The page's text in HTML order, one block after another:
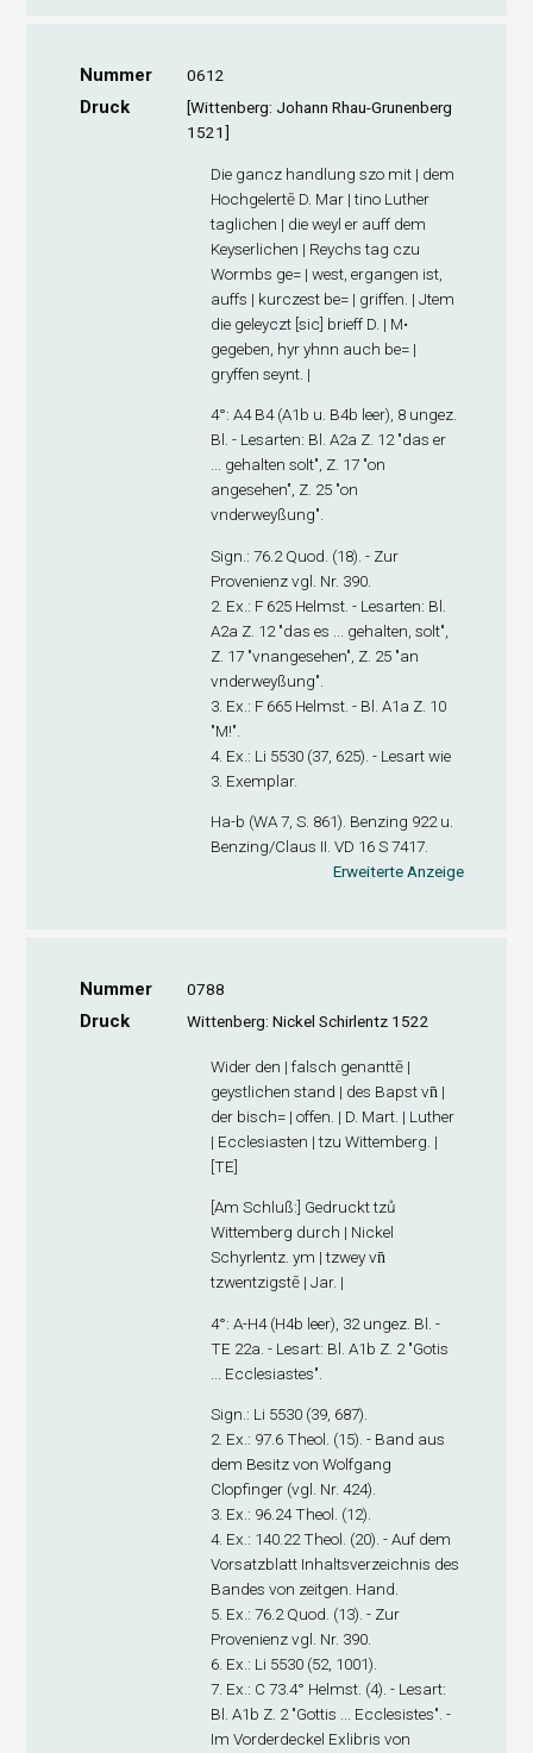
Nummer 0612
Druck
[Wittenberg: Johann Rhau-Grunenberg
1521]
Die gancz handlung szo mit | dem
Hochgelertē D. Mar | tino Luther
taglichen | die weyl er auff dem
Keyserlichen | Reychs tag czu
Wormbs ge= | west, ergangen ist,
auffs | kurczest be= | griffen. | Jtem
die geleyczt [sic] brieff D. | M•
gegeben, hyr yhnn auch be= |
gryffen seynt. |
4°: A4B4(A1b u. B4b leer), 8 ungez.
Bl. - Lesarten: Bl. A2a Z. 12 "das er
... gehalten solt", Z. 17 "on
angesehen", Z. 25 "on
vnderweyßung".
Sign .: 76.2 Quod. (18). - Zur
Provenienz vgl. Nr. 390.
2. Ex .: F 625 Helmst. - Lesarten: Bl.
A2a Z. 12 "das es ... gehalten, solt",
Z. 17 "vnangesehen", Z. 25 "an
vnderweyßung".
3. Ex .: F 665 Helmst. - Bl. A1a Z. 10
"M!".
4. Ex .: Li 5530 (37, 625). - Lesart wie
3. Exemplar.
Ha-b (WA 7, S. 861). Benzing 922 u.
Benzing/Claus II. VD 16 S 7417.
Erweiterte Anzeige
Nummer 0788
Druck Wittenberg: Nickel Schirlentz 1522
Wider den | falsch genanttē |
geystlichen stand | des Bapst vn̄ |
der bisch= | offen. | D. Mart. | Luther
| Ecclesiasten | tzu Wittemberg. |
[TE]
[Am Schluß:] Gedruckt tzů
Wittemberg durch | Nickel
Schyrlentz. ym | tzwey vn̄
tzwentzigstē | Jar. |
4°: A-H4(H4b leer), 32 ungez. Bl. -
TE 22a. - Lesart: Bl. A1b Z. 2 "Gotis
... Ecclesiastes".
Sign.: Li 5530 (39, 687).
2. Ex.: 97.6 Theol. (15). - Band aus
dem Besitz von Wolfgang
Clopfinger (vgl. Nr. 424).
3. Ex.: 96.24 Theol. (12).
4. Ex.: 140.22 Theol. (20). - Auf dem
Vorsatzblatt Inhaltsverzeichnis des
Bandes von zeitgen. Hand.
5. Ex.: 76.2 Quod. (13). - Zur
Provenienz vgl. Nr. 390.
6. Ex.: Li 5530 (52, 1001).
7. Ex.: C 73.4° Helmst. (4). - Lesart:
Bl. A1b Z. 2 "Gottis ... Ecclesistes". -
Im Vorderdeckel Exlibris von